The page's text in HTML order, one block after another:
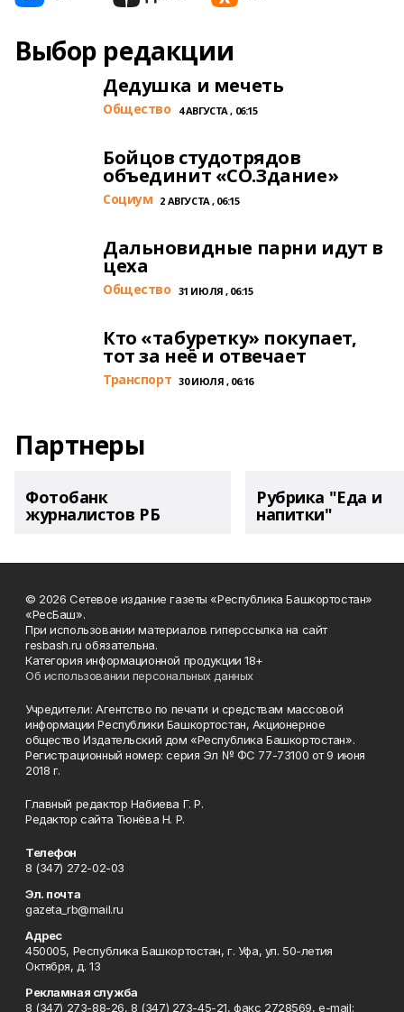
Выбор редакции
Дедушка и мечеть
Общество 4 АВГУСТА , 06:15
Бойцов студотрядов
объединит «СО.Здание»
Cоциум 2 АВГУСТА , 06:15
Дальновидные парни идут в
цеха
Общество 31 ИЮЛЯ , 06:15
Кто «табуретку» покупает,
тот за неё и отвечает
Транспорт 30 ИЮЛЯ , 06:16
Партнеры
Фотобанк
журналистов РБ
Рубрика "Еда и
напитки"
© 2026 Сетевое издание газеты «Республика Башкортостан»
«РесБаш».
При использовании материалов гиперссылка на сайт
resbash.ru обязательна.
Категория информационной продукции 18+
Об использовании персональных данных
Учредители: Агентство по печати и средствам массовой
информации Республики Башкортостан, Акционерное
общество Издательский дом «Республика Башкортостан».
Регистрационный номер: серия Эл № ФС 77-73100 от 9 июня
2018 г.
Главный редактор Набиева Г. Р.
Редактор сайта Тюнёва Н. Р.
Телефон
8 (347) 272-02-03
Эл. почта
gazeta_rb@mail.ru
Адрес
450005, Республика Башкортостан, г. Уфа, ул. 50-летия
Октября, д. 13
Рекламная служба
8 (347) 273-88-26, 8 (347) 273-45-21, факс 2728569, e-mail: